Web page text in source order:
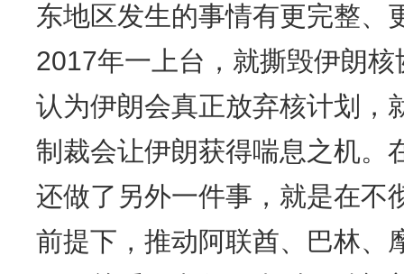
东地区发生的事情有更完整、
2017年一上台，就撕毁伊朗
认为伊朗会真正放弃核计划，
制裁会让伊朗获得喘息之机。
还做了另外一件事，就是在不
前提下，推动阿联酋、巴林、